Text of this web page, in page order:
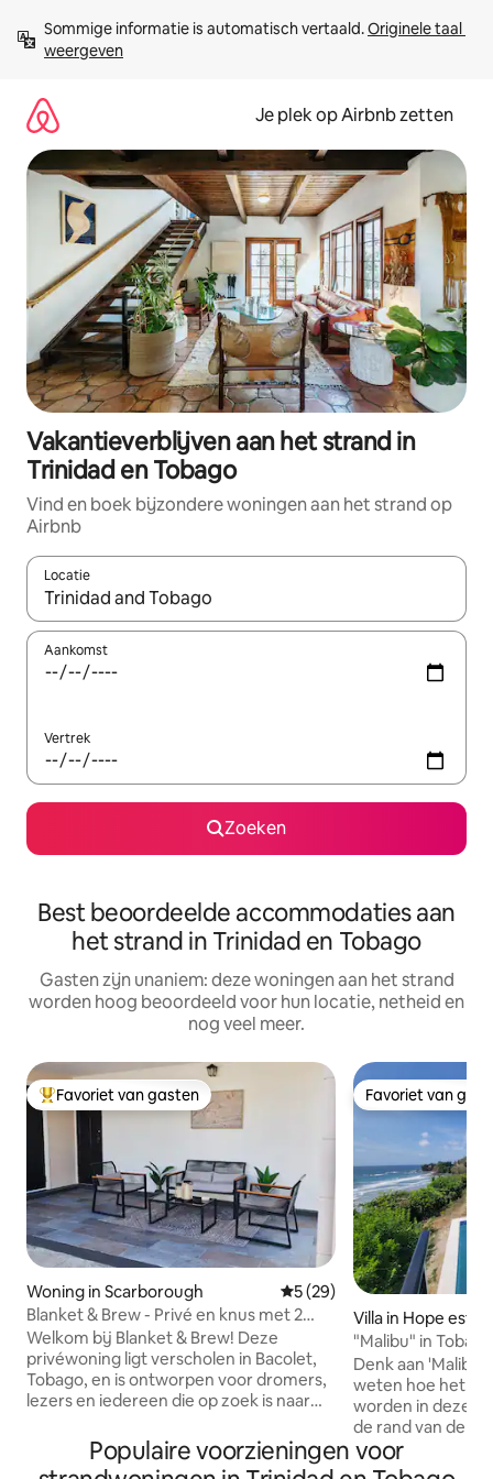
direct
naar
Sommige informatie is automatisch vertaald. Originele taal
weergeven
Je plek op Airbnb zetten
Vakantieverblijven aan het strand in
Trinidad en Tobago
Vind en boek bijzondere woningen aan het strand op
Airbnb
Locatie
Wanneer er resultaten beschikbaar zijn, maak je een keuze
Aankomst
Vertrek
Zoeken
Best beoordeelde accommodaties aan
het strand in Trinidad en Tobago
Gasten zijn unaniem: deze woningen aan het strand
worden hoog beoordeeld voor hun locatie, netheid en
nog veel meer.
Topfavoriet van gasten
Favoriet van gasten
Woning in Scarborough Gemiddelde beoordeling
5 (29)
Blanket & Brew - Privé en knus met 2
slaapkamers
Welkom bij Blanket & Brew! Deze
privéwoning ligt verscholen in Bacolet,
Tobago, en is ontworpen voor dromers,
lezers en iedereen die op zoek is naar
dekens en plaids voor ultiem knuffelen •
Een zelfbedieningsstation voor koffie en
Favoriet van
Favoriet van
Villa in Hope
"Malibu" in
Denk aan 'Malibu
weten hoe het
worden in deze
de rand van de oceaan. Deze
villa met 3
Estate, op
Populaire voorzieningen voor